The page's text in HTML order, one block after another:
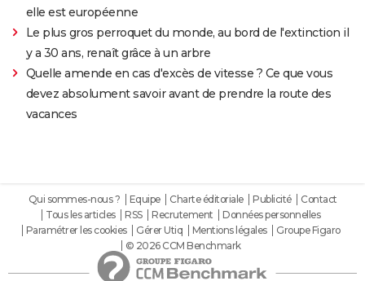
elle est européenne
Le plus gros perroquet du monde, au bord de l'extinction il
y a 30 ans, renaît grâce à un arbre
Quelle amende en cas d'excès de vitesse ? Ce que vous
devez absolument savoir avant de prendre la route des
vacances
Qui sommes-nous ? Equipe Charte éditoriale Publicité
Contact
Tous les articles
RSS Recrutement
Données personnelles
Paramétrer les cookies
Gérer Utiq Mentions légales
Groupe Figaro
© 2026 CCM Benchmark